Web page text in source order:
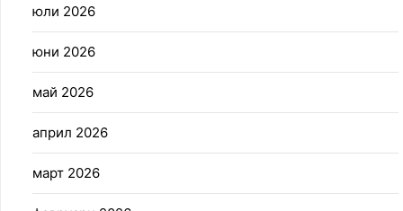
юли 2026
юни 2026
май 2026
април 2026
март 2026